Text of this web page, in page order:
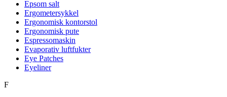
Epsom salt
Ergometersykkel
Ergonomisk kontorstol
Ergonomisk pute
Espressomaskin
Evaporativ luftfukter
Eye Patches
Eyeliner
F